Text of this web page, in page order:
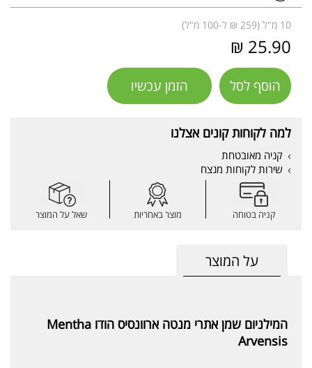
10 מ"ל (259 ₪ ל-100 מ"ל)
25.90 ₪
הוסף לסל הזמן עכשיו
למה לקוחות קונים אצלנו
קניה מאובטחת
שירות לקוחות מנצח
קניה בטוחה מוצר באחריות שאל על המוצר
על המוצר
המילניום שמן אתרי מנטה ארוונסיס הודו Mentha
Arvensis